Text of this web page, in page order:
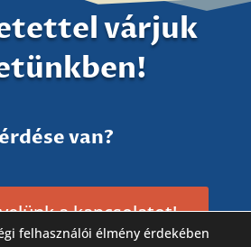
várjuk
van?
a kapcsolatot!
felhasználói élmény érdekében